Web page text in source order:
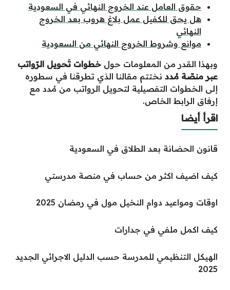
حقوق العامل عند الخروج النهائي في السعودية
هل يحق للكفيل عمل بلاغ هروب بعد الخروج
النهائي
موانع وشروط الخروج النهائي من السعودية
وبهذا القدر من المعلومات حول خطوات تَحويل الرّواتب
عبر منصّة مُدد نختتم مقالنا الذي تطرقنا في سطوره
إلى الخطوات التفصيلية لتحويل الرواتب من مُدد مع
إرفاق الرابط الخاص.
اقرأ أيضا
قانون الحضانة بعد الطلاق في السعودية
كيف اضيف اكثر من حساب في منصة مدرستي
اوقات ومواعيد دوام النخيل مول في رمضان 2025
كيف اكمل ملفي في جدارات
الهيكل التنظيمي للمدرسة حسب الدليل الاجرائي الجديد
2025